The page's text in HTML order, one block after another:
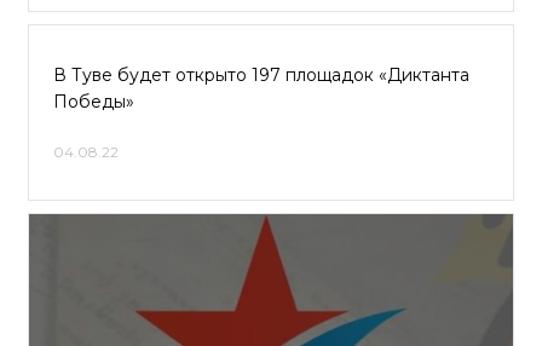
В Туве будет открыто 197 площадок «Диктанта
Победы»
04.08.22